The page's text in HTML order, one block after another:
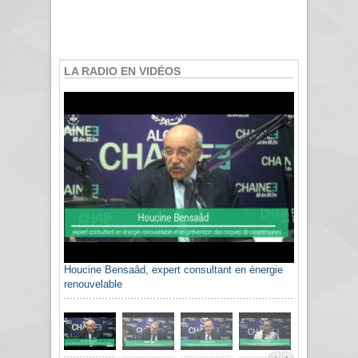
LA RADIO EN VIDÉOS
Houcine Bensaâd, expert consultant en énergie
renouvelable